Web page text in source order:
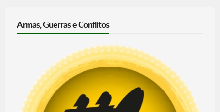
Armas, Guerras e Conflitos